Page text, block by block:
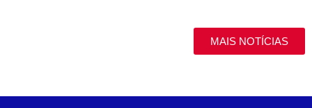
MAIS NOTÍCIAS